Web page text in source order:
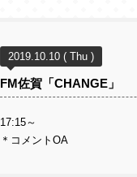
2019.10.10 ( Thu )
FM佐賀「CHANGE」
17:15～
＊コメントOA